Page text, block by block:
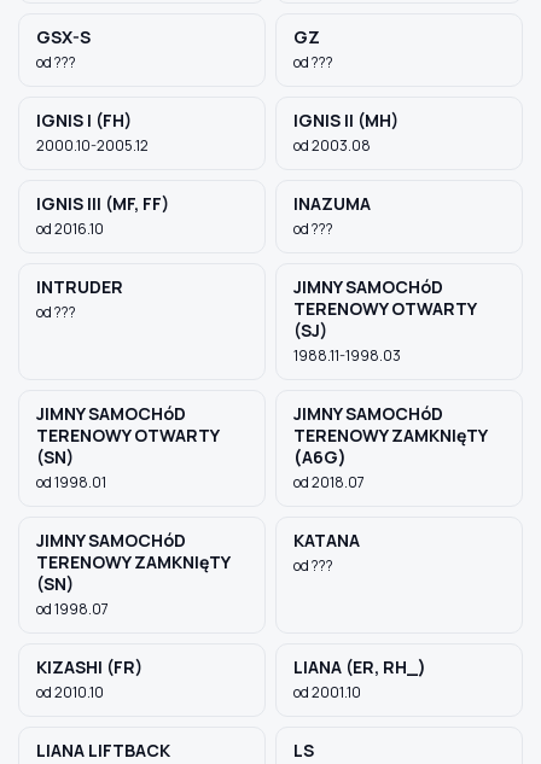
GSX-S
od ???
GZ
od ???
IGNIS I (FH)
2000.10-2005.12
IGNIS II (MH)
od 2003.08
IGNIS III (MF, FF)
od 2016.10
INAZUMA
od ???
INTRUDER
od ???
JIMNY SAMOCHóD
TERENOWY OTWARTY
(SJ)
1988.11-1998.03
JIMNY SAMOCHóD
TERENOWY OTWARTY
(SN)
od 1998.01
JIMNY SAMOCHóD
TERENOWY ZAMKNIęTY
(A6G)
od 2018.07
JIMNY SAMOCHóD
TERENOWY ZAMKNIęTY
(SN)
od 1998.07
KATANA
od ???
KIZASHI (FR)
od 2010.10
LIANA (ER, RH_)
od 2001.10
LIANA LIFTBACK LS